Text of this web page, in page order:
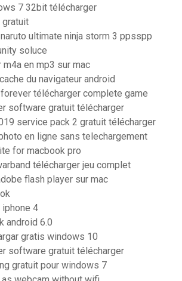
7 32bit télécharger
gratuit
ultimate ninja storm 3 ppsspp
soluce
en mp3 sur mac
du navigateur android
télécharger complete game
software gratuit télécharger
service pack 2 gratuit télécharger
en ligne sans telechargement
for macbook pro
télécharger jeu complet
flash player sur mac
iphone 4
android 6.0
gratis windows 10
software gratuit télécharger
gratuit pour windows 7